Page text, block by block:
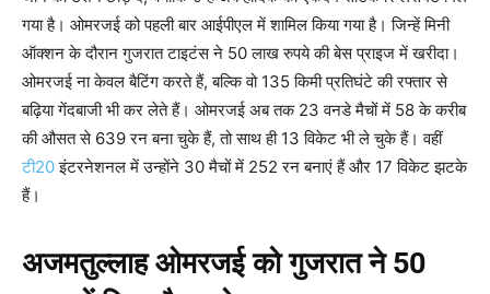
गया है। ओमरजई को पहली बार आईपीएल में शामिल किया गया है। जिन्हें मिनी
ऑक्शन के दौरान गुजरात टाइटंस ने 50 लाख रुपये की बेस प्राइज में खरीदा।
ओमरजई ना केवल बैटिंग करते हैं, बल्कि वो 135 किमी प्रतिघंटे की रफ्तार से
बढ़िया गेंदबाजी भी कर लेते हैं। ओमरजई अब तक 23 वनडे मैचों में 58 के करीब
की औसत से 639 रन बना चुके हैं, तो साथ ही 13 विकेट भी ले चुके हैं। वहीं
टी20इंटरनेशनल में उन्होंने 30 मैचों में 252 रन बनाएं हैं और 17 विकेट झटके
हैं।
अजमतुल्लाह ओमरजई को गुजरात ने 50